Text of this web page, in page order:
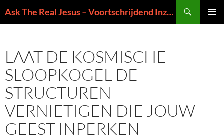
naar
Ask The Real Jesus – Voortschrijdend Inzicht in de Zin van het Leven
LAAT DE KOSMISCHE
SLOOPKOGEL DE
STRUCTUREN
VERNIETIGEN DIE JOUW
GEEST INPERKEN